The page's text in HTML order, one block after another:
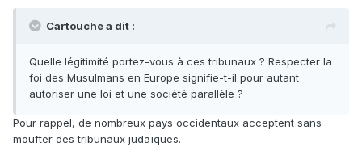
Cartouche a dit :
Quelle légitimité portez-vous à ces tribunaux ? Respecter la
foi des Musulmans en Europe signifie-t-il pour autant
autoriser une loi et une société parallèle ?
Pour rappel, de nombreux pays occidentaux acceptent sans
moufter des tribunaux judaïques.